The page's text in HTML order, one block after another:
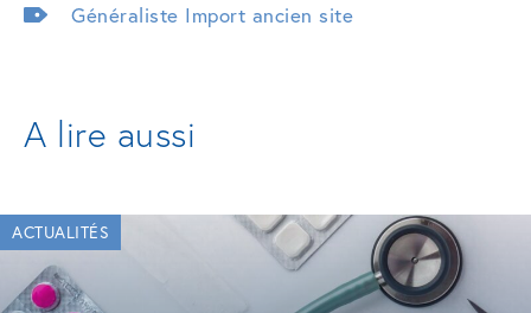
Généraliste Import ancien site
A lire aussi
ACTUALITÉS